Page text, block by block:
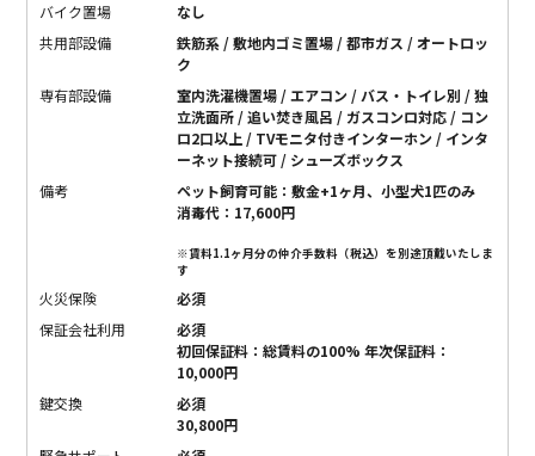
バイク置場
なし
共用部設備
鉄筋系 / 敷地内ゴミ置場 / 都市ガス / オートロッ
ク
専有部設備
室内洗濯機置場 / エアコン / バス・トイレ別 / 独
立洗面所 / 追い焚き風呂 / ガスコンロ対応 / コン
ロ2口以上 / TVモニタ付きインターホン / インタ
ーネット接続可 / シューズボックス
備考
ペット飼育可能：敷金+1ヶ月、小型犬1匹のみ
消毒代：17,600円
※賃料1.1ヶ月分の仲介手数料（税込）を別途頂戴いたしま
す
火災保険
必須
保証会社利用
必須
初回保証料：総賃料の100% 年次保証料：
10,000円
鍵交換
必須
30,800円